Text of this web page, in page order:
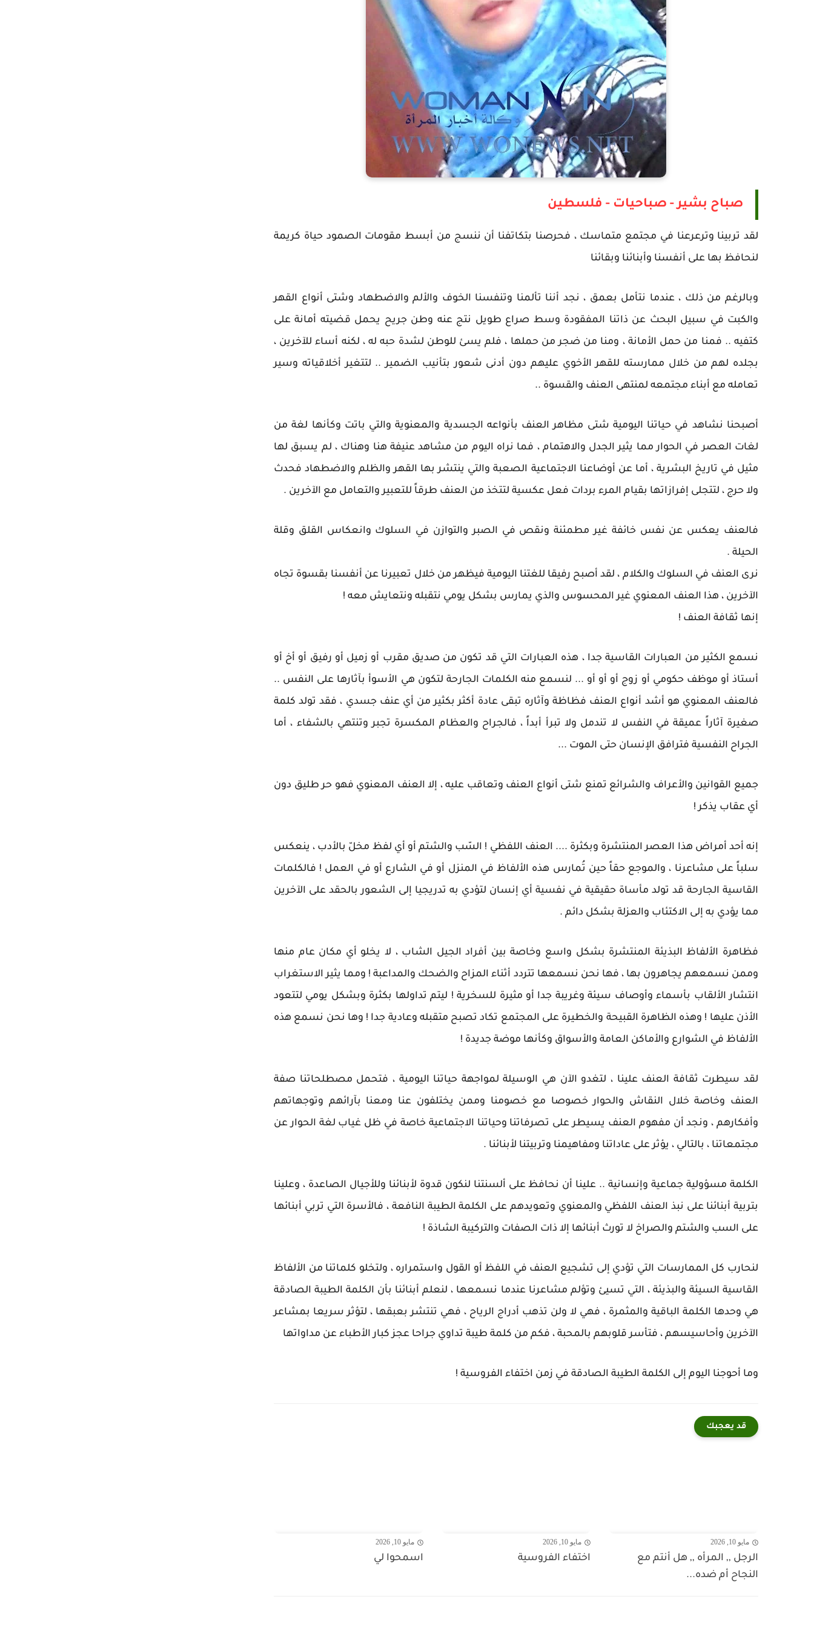
صباح بشير - صباحيات - فلسطين
لقد تربينا وترعرعنا في مجتمع متماسك ، فحرصنا بتكاتفنا أن ننسج من أبسط مقومات الصمود حياة كريمة
لنحافظ بها على أنفسنا وأبنائنا وبقائنا
وبالرغم من ذلك ، عندما نتأمل بعمق ، نجد أننا تألمنا وتنفسنا الخوف والألم والاضطهاد وشتى أنواع القهر
والكبت في سبيل البحث عن ذاتنا المفقودة وسط صراع طويل نتج عنه وطن جريح يحمل قضيته أمانة على
كتفيه .. فمنا من حمل الأمانة ، ومنا من ضجر من حملها ، فلم يسئ للوطن لشدة حبه له ، لكنه أساء للآخرين ،
بجلده لهم من خلال ممارسته للقهر الأخوي عليهم دون أدنى شعور بتأنيب الضمير .. لتتغير أخلاقياته وسير
تعامله مع أبناء مجتمعه لمنتهى العنف والقسوة ..
أصبحنا نشاهد في حياتنا اليومية شتى مظاهر العنف بأنواعه الجسدية والمعنوية والتي باتت وكأنها لغة من
لغات العصر في الحوار مما يثير الجدل والاهتمام ، فما نراه اليوم من مشاهد عنيفة هنا وهناك ، لم يسبق لها
مثيل في تاريخ البشرية ، أما عن أوضاعنا الاجتماعية الصعبة والتي ينتشر بها القهر والظلم والاضطهاد فحدث
ولا حرج ، لتتجلى إفرازاتها بقيام المرء بردات فعل عكسية لتتخذ من العنف طرقاً للتعبير والتعامل مع الآخرين .
فالعنف يعكس عن نفس خائفة غير مطمئنة ونقص في الصبر والتوازن في السلوك وانعكاس القلق وقلة
الحيلة .
نرى العنف في السلوك والكلام ، لقد أصبح رفيقا للغتنا اليومية فيظهر من خلال تعبيرنا عن أنفسنا بقسوة تجاه
الآخرين ، هذا العنف المعنوي غير المحسوس والذي يمارس بشكل يومي نتقبله ونتعايش معه !
إنها ثقافة العنف !
نسمع الكثير من العبارات القاسية جدا ، هذه العبارات التي قد تكون من صديق مقرب أو زميل أو رفيق أو أخ أو
أستاذ أو موظف حكومي أو زوج أو أو أو ... لنسمع منه الكلمات الجارحة لتكون هي الأسوأ بآثارها على النفس ..
فالعنف المعنوي هو أشد أنواع العنف فظاظة وآثاره تبقى عادة أكثر بكثير من أي عنف جسدي ، فقد تولد كلمة
صغيرة آثاراً عميقة في النفس لا تندمل ولا تبرأ أبداً ، فالجراح والعظام المكسرة تجبر وتنتهي بالشفاء ، أما
الجراح النفسية فترافق الإنسان حتى الموت ...
جميع القوانين والأعراف والشرائع تمنع شتى أنواع العنف وتعاقب عليه ، إلا العنف المعنوي فهو حر طليق دون
أي عقاب يذكر !
إنه أحد أمراض هذا العصر المنتشرة وبكثرة .... العنف اللفظي ! السّب والشتم أو أي لفظ مخلّ بالأدب ، ينعكس
سلباً على مشاعرنا ، والموجع حقاً حين تُمارس هذه الألفاظ في المنزل أو في الشارع أو في العمل ! فالكلمات
القاسية الجارحة قد تولد مأساة حقيقية في نفسية أي إنسان لتؤدي به تدريجيا إلى الشعور بالحقد على الآخرين
مما يؤدي به إلى الاكتئاب والعزلة بشكل دائم .
فظاهرة الألفاظ البذيئة المنتشرة بشكل واسع وخاصة بين أفراد الجيل الشاب ، لا يخلو أي مكان عام منها
وممن نسمعهم يجاهرون بها ، فها نحن نسمعها تتردد أثناء المزاح والضحك والمداعبة ! ومما يثير الاستغراب
انتشار الألقاب بأسماء وأوصاف سيئة وغريبة جدا أو مثيرة للسخرية ! ليتم تداولها بكثرة وبشكل يومي لتتعود
الأذن عليها ! وهذه الظاهرة القبيحة والخطيرة على المجتمع تكاد تصبح متقبله وعادية جدا ! وها نحن نسمع هذه
الألفاظ في الشوارع والأماكن العامة والأسواق وكأنها موضة جديدة !
لقد سيطرت ثقافة العنف علينا ، لتغدو الآن هي الوسيلة لمواجهة حياتنا اليومية ، فتحمل مصطلحاتنا صفة
العنف وخاصة خلال النقاش والحوار خصوصا مع خصومنا وممن يختلفون عنا ومعنا بآرائهم وتوجهاتهم
وأفكارهم ، ونجد أن مفهوم العنف يسيطر على تصرفاتنا وحياتنا الاجتماعية خاصة في ظل غياب لغة الحوار عن
مجتمعاتنا ، بالتالي ، يؤثر على عاداتنا ومفاهيمنا وتربيتنا لأبنائنا .
الكلمة مسؤولية جماعية وإنسانية .. علينا أن نحافظ على ألسنتنا لنكون قدوة لأبنائنا وللأجيال الصاعدة ، وعلينا
بتربية أبنائنا على نبذ العنف اللفظي والمعنوي وتعويدهم على الكلمة الطيبة النافعة ، فالأسرة التي تربي أبنائها
على السب والشتم والصراخ لا تورث أبنائها إلا ذات الصفات والتركيبة الشاذة !
لنحارب كل الممارسات التي تؤدي إلى تشجيع العنف في اللفظ أو القول واستمراره ، ولتخلو كلماتنا من الألفاظ
القاسية السيئة والبذيئة ، التي تسيئ وتؤلم مشاعرنا عندما نسمعها ، لنعلم أبنائنا بأن الكلمة الطيبة الصادقة
هي وحدها الكلمة الباقية والمثمرة ، فهي لا ولن تذهب أدراج الرياح ، فهي تنتشر بعبقها ، لتؤثر سريعا بمشاعر
الآخرين وأحاسيسهم ، فتأسر قلوبهم بالمحبة ، فكم من كلمة طيبة تداوي جراحا عجز كبار الأطباء عن مداواتها
وما أحوجنا اليوم إلى الكلمة الطيبة الصادقة في زمن اختفاء الفروسية !
قد يعجبك
مايو 10, 2026
الرجل ,, المرأه ,, هل أنتم مع
النجاح أم ضده...
مايو 10, 2026
اختفاء الفروسية
مايو 10, 2026
اسمحوا لي